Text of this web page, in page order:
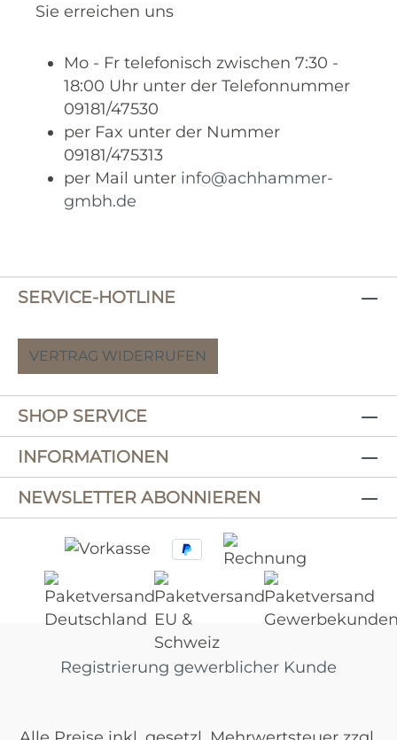
Sie erreichen uns
Mo - Fr telefonisch zwischen 7:30 -
18:00 Uhr unter der Telefonnummer
09181/47530
per Fax unter der Nummer
09181/475313
per Mail unter info@achhammer-
gmbh.de
SERVICE-HOTLINE
VERTRAG WIDERRUFEN
SHOP SERVICE
INFORMATIONEN
NEWSLETTER ABONNIEREN
Registrierung gewerblicher Kunde